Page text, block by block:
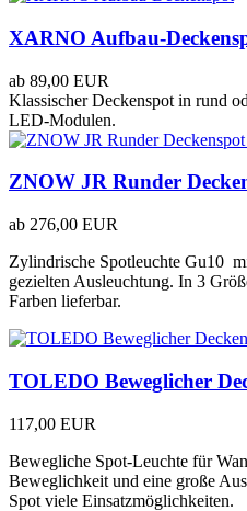
XARNO Aufbau-
ab 89,00 EUR
Klassischer Deckenspot in rund
LED-Modulen.
ZNOW JR Runder
ab 276,00 EUR
Zylindrische Spotleuchte Gu10
gezielten Ausleuchtung. In 3
Farben lieferbar.
TOLEDO Beweglicher
117,00 EUR
Bewegliche Spot-Leuchte für
Beweglichkeit und eine große
Spot viele Einsatzmöglichkeiten.